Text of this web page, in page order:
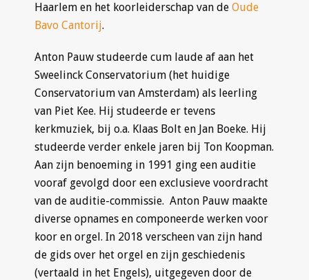
Haarlem en het koorleiderschap van de Oude
Bavo Cantorij.
Anton Pauw studeerde cum laude af aan het
Sweelinck Conservatorium (het huidige
Conservatorium van Amsterdam) als leerling
van Piet Kee. Hij studeerde er tevens
kerkmuziek, bij o.a. Klaas Bolt en Jan Boeke. Hij
studeerde verder enkele jaren bij Ton Koopman.
Aan zijn benoeming in 1991 ging een auditie
vooraf gevolgd door een exclusieve voordracht
van de auditie-commissie. Anton Pauw maakte
diverse opnames en componeerde werken voor
koor en orgel. In 2018 verscheen van zijn hand
de gids over het orgel en zijn geschiedenis
(vertaald in het Engels), uitgegeven door de